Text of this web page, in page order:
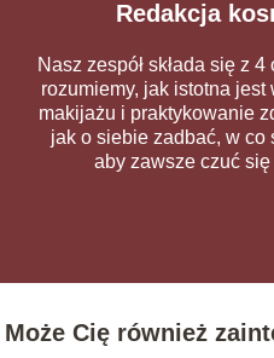
Redakcja
Nasz zespół składa się z
rozumiemy, jak istotna jest
makijażu i praktykowanie
jak o siebie zadbać, w co
aby zawsze czuć się
Może Cię również